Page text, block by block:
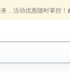
，活动优惠随时掌控！